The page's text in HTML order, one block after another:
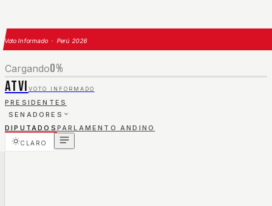
Voto Informado · Perú 2026
Cargando0%
ATVI VOTO INFORMADO
PRESIDENTES
SENADORES
DIPUTADOS PARLAMENTO ANDINO
CLARO